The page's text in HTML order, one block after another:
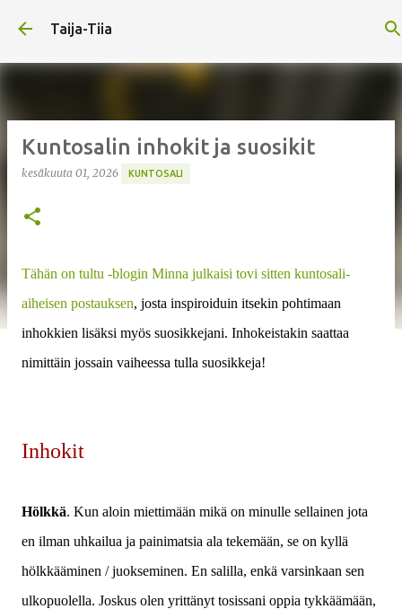
Taija-Tiia
Kuntosalin inhokit ja suosikit
kesäkuuta 01, 2026 KUNTOSALI
Tähän on tultu -blogin Minna julkaisi tovi sitten kuntosali-
aiheisen postauksen, josta inspiroiduin itsekin pohtimaan
inhokkien lisäksi myös suosikkejani. Inhokeistakin saattaa
nimittäin jossain vaiheessa tulla suosikkeja!
Inhokit
Hölkkä. Kun aloin miettimään mikä on minulle sellainen jota
en ilman uhkailua ja painimatsia ala tekemään, se on kyllä
hölkkääminen / juokseminen. En salilla, enkä varsinkaan sen
ulkopuolella. Joskus olen yrittänyt tosissani oppia tykkäämään,